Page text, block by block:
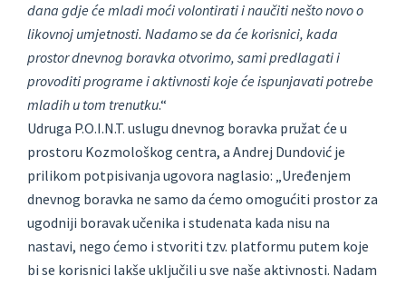
dana gdje će mladi moći volontirati i naučiti nešto novo o
likovnoj umjetnosti. Nadamo se da će korisnici, kada
prostor dnevnog boravka otvorimo, sami predlagati i
provoditi programe i aktivnosti koje će ispunjavati potrebe
mladih u tom trenutku.“
Udruga P.O.I.N.T. uslugu dnevnog boravka pružat će u
prostoru Kozmološkog centra, a Andrej Dundović je
prilikom potpisivanja ugovora naglasio: „Uređenjem
dnevnog boravka ne samo da ćemo omogućiti prostor za
ugodniji boravak učenika i studenata kada nisu na
nastavi, nego ćemo i stvoriti tzv. platformu putem koje
bi se korisnici lakše uključili u sve naše aktivnosti. Nadam